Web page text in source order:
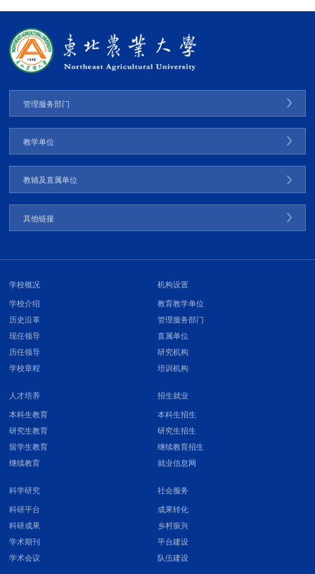
管理服务部门
教学单位
教辅及直属单位
其他链接
学校概况
学校介绍
历史沿革
现任领导
历任领导
学校章程
机构设置
教育教学单位
管理服务部门
直属单位
研究机构
培训机构
人才培养
本科生教育
研究生教育
留学生教育
继续教育
招生就业
本科生招生
研究生招生
继续教育招生
就业信息网
科学研究
科研平台
科研成果
学术期刊
学术会议
社会服务
成果转化
乡村振兴
平台建设
队伍建设